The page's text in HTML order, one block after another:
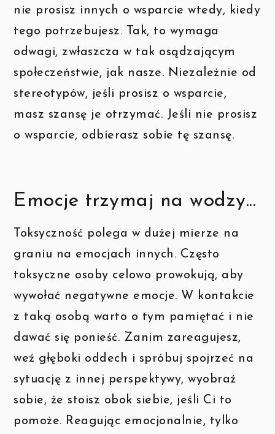
nie prosisz innych o wsparcie wtedy, kiedy
tego potrzebujesz. Tak, to wymaga
odwagi, zwłaszcza w tak osądzającym
społeczeństwie, jak nasze. Niezależnie od
stereotypów, jeśli prosisz o wsparcie,
masz szansę je otrzymać. Jeśli nie prosisz
o wsparcie, odbierasz sobie tę szansę.
Emocje trzymaj na wodzy...
Toksyczność polega w dużej mierze na
graniu na emocjach innych. Często
toksyczne osoby celowo prowokują, aby
wywołać negatywne emocje. W kontakcie
z taką osobą warto o tym pamiętać i nie
dawać się ponieść. Zanim zareagujesz,
weź głęboki oddech i spróbuj spojrzeć na
sytuację z innej perspektywy, wyobraź
sobie, że stoisz obok siebie, jeśli Ci to
pomoże. Reagując emocjonalnie, tylko